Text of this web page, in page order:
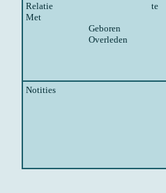
Relatie
te
Met
Geboren
Overleden
Notities